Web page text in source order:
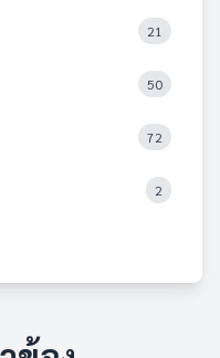
21
50
72
2